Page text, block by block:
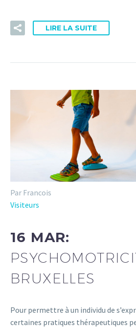
LIRE LA SUITE
Par Francois
Visiteurs
16 MAR:
BRUXELLES
Pour permettre à un individu de
certaines pratiques thérapeutiques